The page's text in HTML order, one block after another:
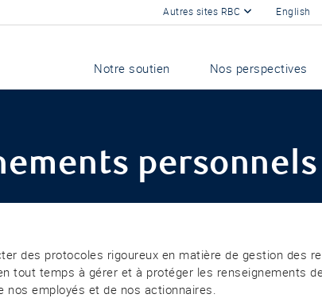
Autres sites RBC English
Notre soutien Nos perspectives
personnels
des protocoles rigoureux en matière de gestion des
tout temps à gérer et à protéger les renseignements
nos employés et de nos actionnaires.